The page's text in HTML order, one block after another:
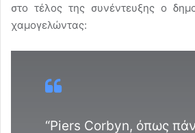
στο τέλος της συνέντευξης ο
χαμογελώντας:
“Piers Corbyn, όπως